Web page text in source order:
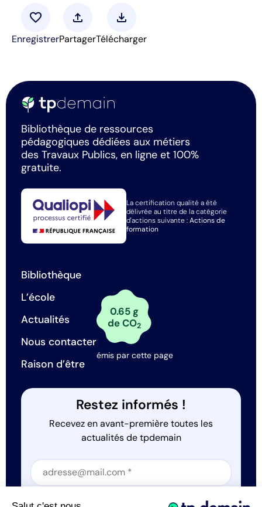
favorite
Enregistrer
upload
Partager
download
Télécharger
Bibliothèque de ressources
pédagogiques dédiées aux métiers
des Travaux Publics, en ligne et 100%
gratuite.
La certification qualité a été
délivrée au titre de la catégorie
d'actions suivante :Actions de
formation
Bibliothèque
L’école
Actualités
Nous contacter
Raison d’être
0.65 g
de CO2
émis par cette page
Restez informés !
Recevez en avant-première toutes les
actualités de tpdemain
Section
J'accepte que tp.demain utilise mes informations